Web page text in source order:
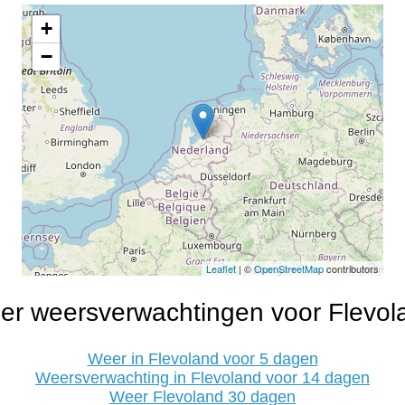
+
−
Leaflet | ©OpenStreetMapcontributors
weersverwachtingen voor
Weer in Flevoland voor 5 dagen
Weersverwachting in Flevoland voor 14 dagen
Weer Flevoland 30 dagen